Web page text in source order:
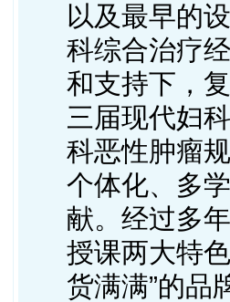
以及最早的
科综合治疗
和支持下，
三届现代妇
科恶性肿瘤
个体化、多
献。经过多
授课两大特
货满满”的品